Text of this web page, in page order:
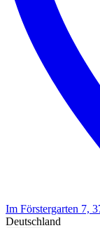
Im Förstergarten 7,
Deutschland